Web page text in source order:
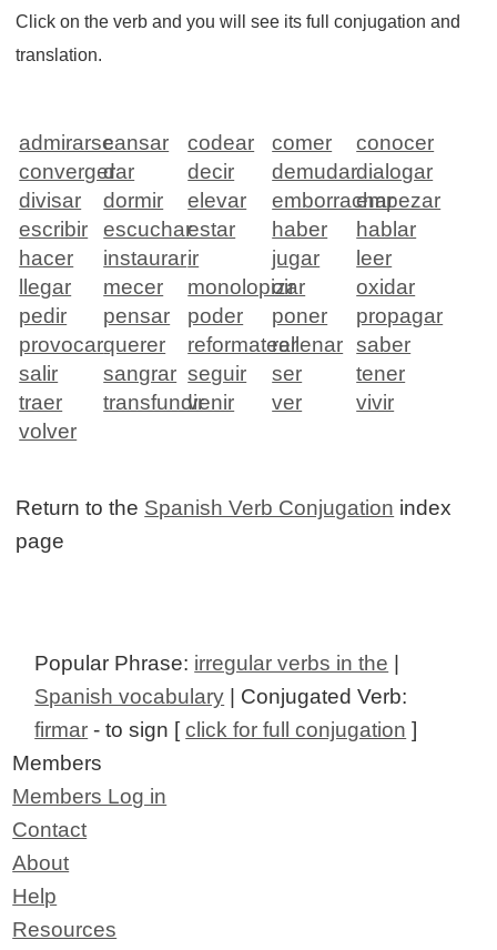
Click on the verb and you will see its full conjugation and
translation.
admirarsecansar codear comer
conocer
convergerdar decir demudardialogar
divisar
dormir elevar emborracharempezar
escribir
escucharestar haber
hablar
hacer
instaurarir jugar
leer
llegar
mecer monolopizar
oir
oxidar
pedir
pensar poder poner
propagar
provocarquerer reformatearrellenar saber
salir
sangrar seguir ser
tener
traer
transfundirvenir ver
vivir
volver
Return to the Spanish Verb Conjugation index
page
Popular Phrase: irregular verbs in the
Spanish vocabulary | Conjugated Verb:
firmar - to sign [click for full conjugation ]
Members
Members Log in
Contact
About
Help
Resources